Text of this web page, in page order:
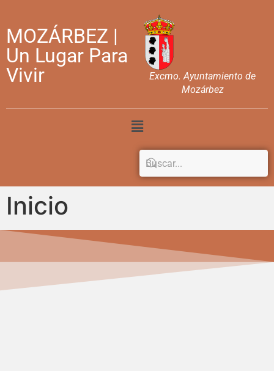
MOZÁRBEZ |
Un Lugar Para
Vivir
Excmo. Ayuntamiento de
Mozárbez
Inicio